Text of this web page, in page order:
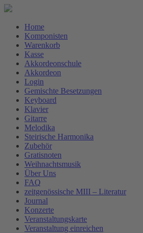
Home
Komponisten
Warenkorb
Kasse
Akkordeonschule
Akkordeon
Login
Gemischte Besetzungen
Keyboard
Klavier
Gitarre
Melodika
Steirische Harmonika
Zubehör
Gratisnoten
Weihnachtsmusik
Über Uns
FAQ
zeitgenössische MIII – Literatur
Journal
Konzerte
Veranstaltungskarte
Veranstaltung einreichen